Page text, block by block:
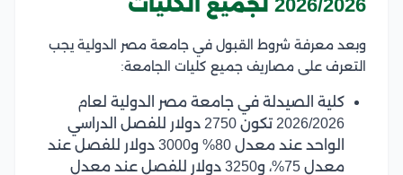
2026/2026 لجميع الكليات
وبعد معرفة شروط القبول في جامعة مصر الدولية يجب
التعرف على مصاريف جميع كليات الجامعة:
كلية الصيدلة في جامعة مصر الدولية لعام
2026/2026 تكون 2750 دولار للفصل الدراسي
الواحد عند معدل 80% و3000 دولار للفصل عند
معدل 75%، و3250 دولار للفصل عند معدل